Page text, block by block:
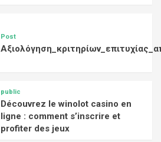
Post
public
Découvrez le winolot casino en
ligne : comment s’inscrire et
profiter des jeux